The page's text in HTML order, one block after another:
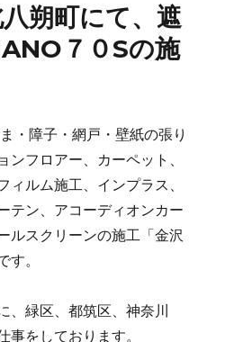
朔町にて、遮
７０Sの施
・障子・網戸・壁紙の張り
ンフロアー、カーペット、
ィルム施工、インプラス、
テン、アコーディオンカー
ルスクリーンの施工「金沢
。
、緑区、都筑区、神奈川
事をしております。